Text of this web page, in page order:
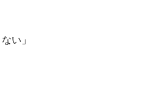
い」